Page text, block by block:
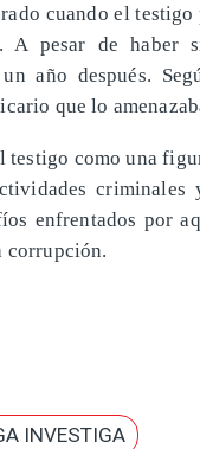
cuando el
A pesar de haber
año después.
que lo
como una
enfrentados por
corrupción.
INVESTIGA